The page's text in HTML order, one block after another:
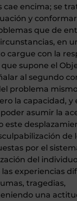
cae encima; se
y
que de
en
cargue con la
supone el
al segundo
problema
la capacidad, y
asumir la
este
de
por el
del
experiencias
tragedias,
una